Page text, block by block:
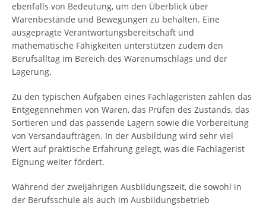
ebenfalls von Bedeutung, um den Überblick über
Warenbestände und Bewegungen zu behalten. Eine
ausgeprägte Verantwortungsbereitschaft und
mathematische Fähigkeiten unterstützen zudem den
Berufsalltag im Bereich des Warenumschlags und der
Lagerung.
Zu den typischen Aufgaben eines Fachlageristen zählen das
Entgegennehmen von Waren, das Prüfen des Zustands, das
Sortieren und das passende Lagern sowie die Vorbereitung
von Versandaufträgen. In der Ausbildung wird sehr viel
Wert auf praktische Erfahrung gelegt, was die Fachlagerist
Eignung weiter fördert.
Während der zweijährigen Ausbildungszeit, die sowohl in
der Berufsschule als auch im Ausbildungsbetrieb